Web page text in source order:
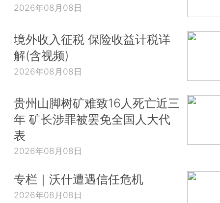
2026年08月08日
境外收入征税 保险收益计税详
解(含视频)
2026年08月08日
贵州山脚树矿难致16人死亡近三
年 矿长涉罪被罢免全国人大代
表
2026年08月08日
专栏｜沃什遭遇信任危机
2026年08月08日